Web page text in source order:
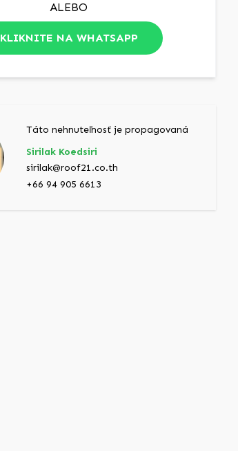
ALEBO
KLIKNITE NA WHATSAPP
Táto nehnuteľnosť je propagovaná
Sirilak Koedsiri
sirilak@roof21.co.th
+66 94 905 6613